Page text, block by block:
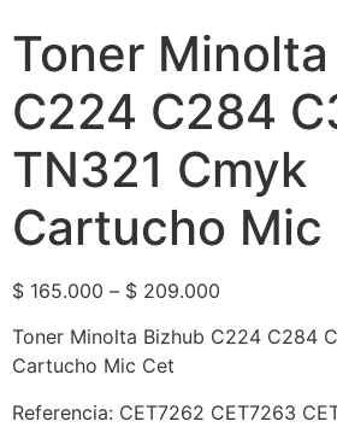
Toner
C224 C284
TN321 Cmyk
Cartucho Mic
$ 165.000 – $ 209.000
Toner Minolta Bizhub C224 C284
Cartucho Mic Cet
Referencia: CET7262 CET7263